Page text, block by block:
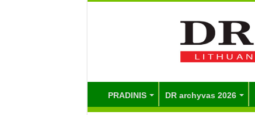
PRADINIS DR archyvas 2026